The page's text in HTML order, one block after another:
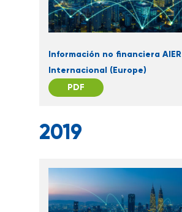
Información no financiera AIER
Internacional (Europe)
PDF
2019